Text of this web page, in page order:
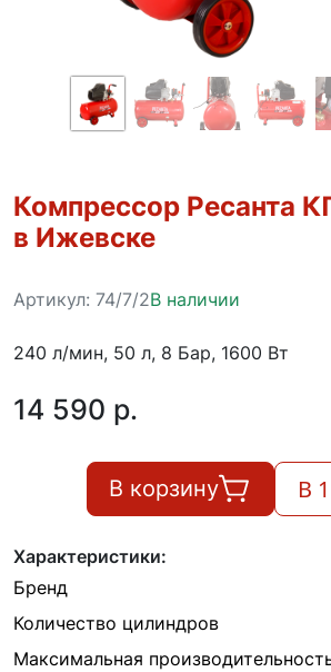
Компрессор Ресанта
в Ижевске
Артикул: 74/7/2В наличии
240 л/мин, 50 л, 8 Бар, 1600 Вт
14 590 p.
В корзину В
Характеристики:
Бренд
Количество цилиндров
Максимальная